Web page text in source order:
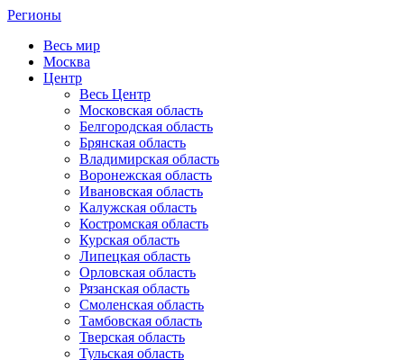
Регионы
Весь мир
Москва
Центр
Весь Центр
Московская область
Белгородская область
Брянская область
Владимирская область
Воронежская область
Ивановская область
Калужская область
Костромская область
Курская область
Липецкая область
Орловская область
Рязанская область
Смоленская область
Тамбовская область
Тверская область
Тульская область